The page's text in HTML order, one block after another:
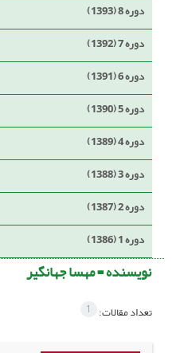
دوره 8 (1393)
دوره 7 (1392)
دوره 6 (1391)
دوره 5 (1390)
دوره 4 (1389)
دوره 3 (1388)
دوره 2 (1387)
دوره 1 (1386)
نویسنده =مهسا جهانگیر
تعداد مقالات: 1